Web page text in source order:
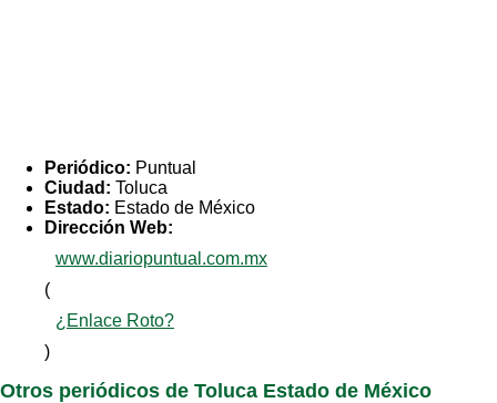
Periódico: Puntual
Ciudad: Toluca
Estado: Estado de México
Dirección Web:
www.diariopuntual.com.mx
(
¿Enlace Roto?
)
Otros periódicos de Toluca Estado de México